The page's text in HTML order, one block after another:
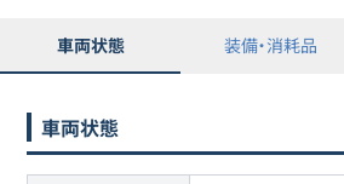
車両状態 装備・消耗品
車両状態